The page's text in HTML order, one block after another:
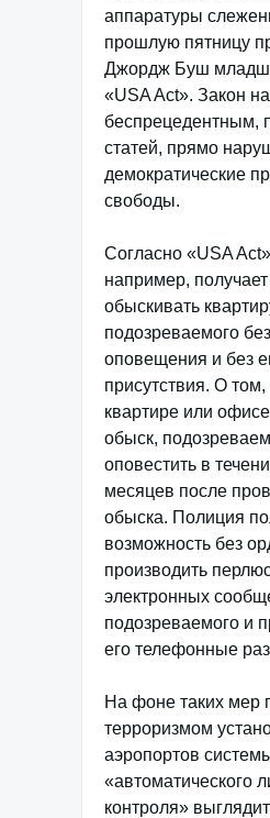
аппаратуры
прошлую пятницу
Джордж Буш
«USA Act». Закон
беспрецедентным,
статей, прямо
демократические
свободы.
Согласно «USA
например,
обыскивать
подозреваемого
оповещения и без
присутствия. О том,
квартире или
обыск,
оповестить в
месяцев после
обыска. Полиция
возможность без
производить
электронных
подозреваемого и
его телефонные
На фоне таких мер
терроризмом
аэропортов
«автоматического
контроля»